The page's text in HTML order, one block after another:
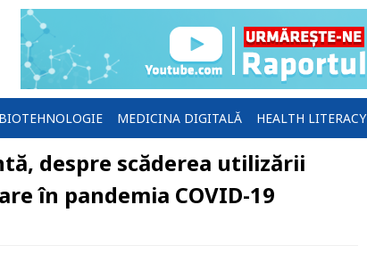
BIOTEHNOLOGIE MEDICINA DIGITALĂ HEALTH LITERACY
despre scăderea utilizării
în pandemia COVID-19